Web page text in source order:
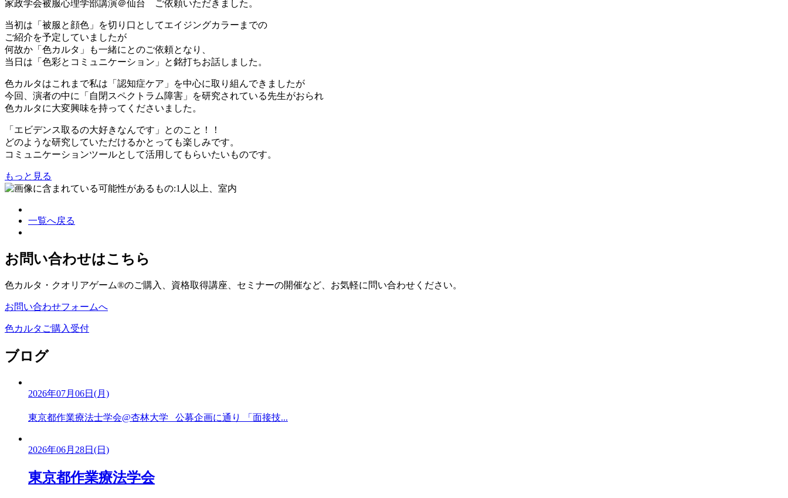
家政学会被服心理学部講演＠仙台 ご依頼いただきました。
当初は「被服と顔色」を切り口としてエイジングカラーまでの
ご紹介を予定していましたが
何故か「色カルタ」も一緒にとのご依頼となり、
当日は「色彩とコミュニケーション」と銘打ちお話しました。
色カルタはこれまで私は「認知症ケア」を中心に取り組んできましたが
今回、演者の中に「自閉スペクトラム障害」を研究されている先生がおられ
色カルタに大変興味を持ってくださいました。
「エビデンス取るの大好きなんです」とのこと！！
どのような研究していただけるかとっても楽しみです。
コミュニケーションツールとして活用してもらいたいものです。
もっと見る
一覧へ戻る
お問い合わせはこちら
色カルタ・クオリアゲーム®のご購入、資格取得講座、セミナーの開催など、お気軽に問い合わせください。
お問い合わせフォームへ
色カルタご購入受付
ブログ
2026年07月06日(月)
東京都作業療法士学会@杏林大学 公募企画に通り 「面接技...
2026年06月28日(日)
東京都作業療法学会